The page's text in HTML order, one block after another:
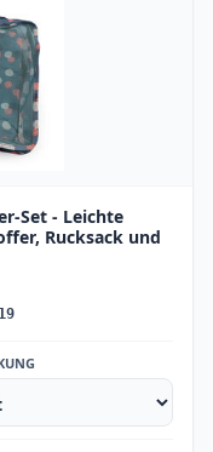
Set - Leichte
Rucksack und